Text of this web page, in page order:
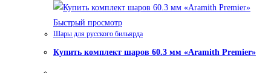
Быстрый просмотр
Шары для русского бильярда
Купить комплект шаров 60.3 мм «Aramith Premier»